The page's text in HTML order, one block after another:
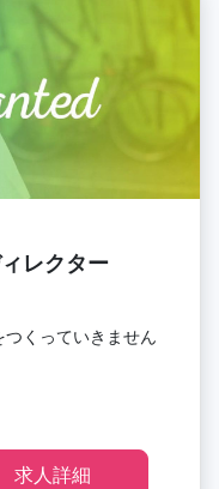
レクター
くっていきません
求人詳細